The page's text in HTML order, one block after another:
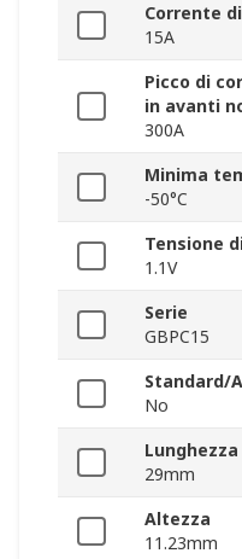
Corrente
15A
Picco di
in avanti
300A
Minima
-50°C
Tensione
1.1V
Serie
GBPC15
Standard/
No
Lunghezza
29mm
Altezza
11.23mm